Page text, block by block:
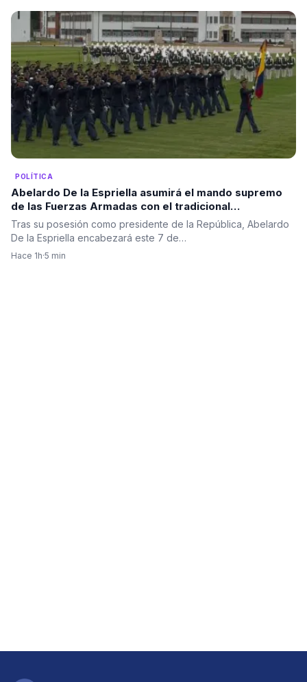
POLÍTICA
Abelardo De la Espriella asumirá el mando supremo
de las Fuerzas Armadas con el tradicional
“reconocimiento de tropas” en el Batallón Pichincha
en el Día del Ejército.
Tras su posesión como presidente de la República, Abelardo
De la Espriella encabezará este 7 de…
Hace 1h·5 min